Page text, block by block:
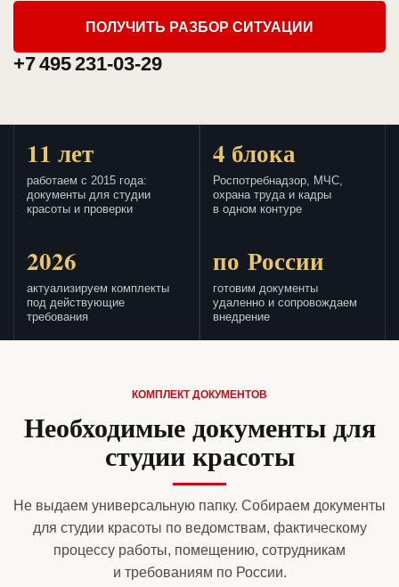
ПОЛУЧИТЬ РАЗБОР СИТУАЦИИ
+7 495 231-03-29
11 лет
работаем с 2015 года:
документы для студии
красоты и проверки
4 блока
Роспотребнадзор, МЧС,
охрана труда и кадры
в одном контуре
2026
актуализируем комплекты
под действующие
требования
по России
готовим документы
удаленно и сопровождаем
внедрение
КОМПЛЕКТ ДОКУМЕНТОВ
Необходимые документы для
студии красоты
Не выдаем универсальную папку. Собираем документы
для студии красоты по ведомствам, фактическому
процессу работы, помещению, сотрудникам
и требованиям по России.